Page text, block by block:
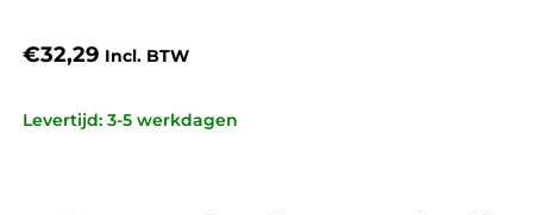
€32,29 Incl. BTW
Levertijd: 3-5 werkdagen